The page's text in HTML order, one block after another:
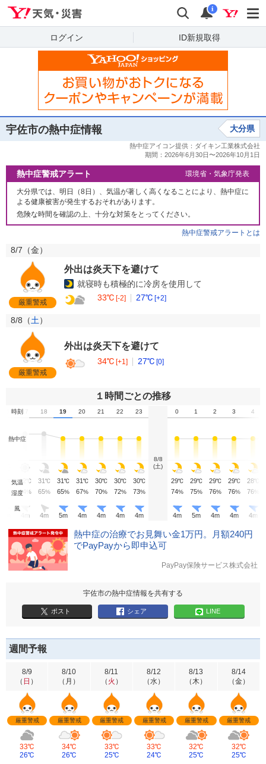
検索 通知
i
ログイン ID新規取得
宇佐市の熱中症情報 大分県
熱中症警戒アラート 環境省・気象庁発表
大分県では、明日（8日）、気温が著しく高くなることにより、熱中症に
よる健康被害が発生するおそれがあります。
危険な時間を確認の上、十分な対策をとってください。
熱中症警戒アラートとは
8/7（金）
厳重警戒
外出は炎天下を避けて
就寝時も積極的に冷房を使用して
33℃ [-2] 27℃ [+2]
8/8（土）
厳重警戒
外出は炎天下を避けて
34℃ [+1] 27℃ [0]
１時間ごとの推移
時刻17 18 19 20 21 22 23
8/8
(土)
0 1 2 3 4
熱中症
気温
℃ 32 ℃ 31℃ 31℃ 31℃ 30℃ 30℃ 30℃ 29℃ 29℃ 29℃ 29℃ 28℃
湿度
% 64 % 65% 65% 67% 70% 72% 73% 74% 75% 76% 76% 76%
風
m 4m 5m 4m 4m 4m 4m 4m 5m 4m 4m 4m
熱中症の治療でお見舞い金1万円。月額240円
でPayPayから即申込可
PayPay保険サービス株式会社
宇佐市の熱中症情報を共有する
ポスト シェア LINE
週間予報
8/9
（ 日 ）
厳重警戒
33℃
26℃
8/10
（ 月 ）
厳重警戒
34℃
26℃
8/11
（ 火 ）
厳重警戒
33℃
25℃
8/12
（水）
厳重警戒
33℃
24℃
8/13
（木）
厳重警戒
32℃
25℃
8/14
（金）
厳重警戒
32℃
25℃